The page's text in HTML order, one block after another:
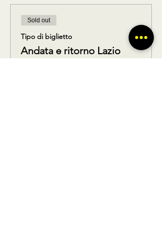
Sold out
Tipo di biglietto
Andata e ritorno Lazio